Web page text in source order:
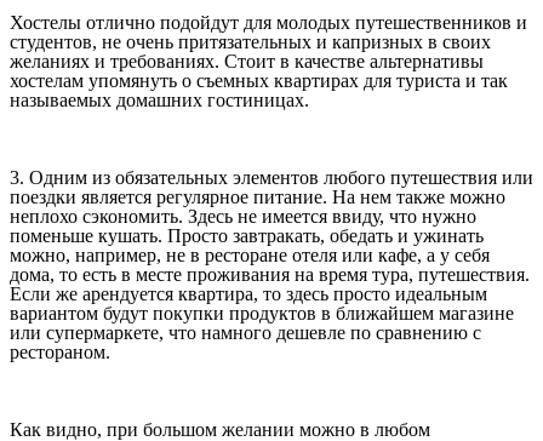
Хостелы отлично подойдут для молодых путешественников и
студентов, не очень притязательных и капризных в своих
желаниях и требованиях. Стоит в качестве альтернативы
хостелам упомянуть о съемных квартирах для туриста и так
называемых домашних гостиницах.
3. Одним из обязательных элементов любого путешествия или
поездки является регулярное питание. На нем также можно
неплохо сэкономить. Здесь не имеется ввиду, что нужно
поменьше кушать. Просто завтракать, обедать и ужинать
можно, например, не в ресторане отеля или кафе, а у себя
дома, то есть в месте проживания на время тура, путешествия.
Если же арендуется квартира, то здесь просто идеальным
вариантом будут покупки продуктов в ближайшем магазине
или супермаркете, что намного дешевле по сравнению с
рестораном.
Как видно, при большом желании можно в любом